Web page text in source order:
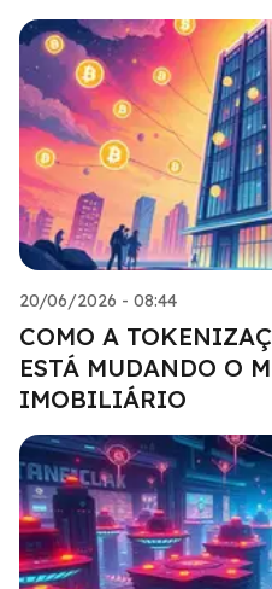
20/06/2026 - 08:44
COMO A
ESTÁ MUDANDO O
IMOBILIÁRIO